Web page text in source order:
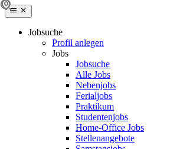
Jobsuche
Profil anlegen
Jobs
Jobsuche
Alle Jobs
Nebenjobs
Ferialjobs
Praktikum
Studentenjobs
Home-Office Jobs
Stellenangebote